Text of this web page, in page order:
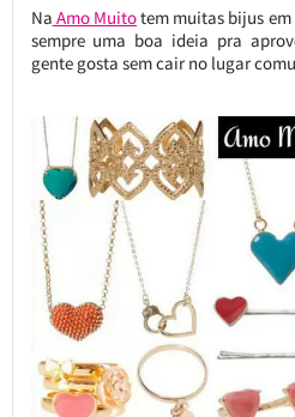
Na Amo Muitotem muitas bijus em
sempre uma boa ideia pra
gente gosta sem cair no lugar